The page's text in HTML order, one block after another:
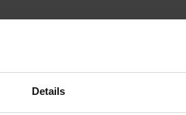
Details